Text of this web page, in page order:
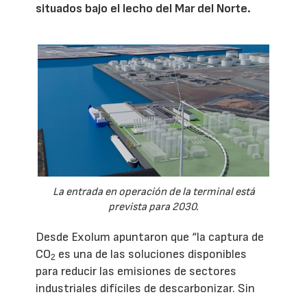
situados bajo el lecho del Mar del Norte.
La entrada en operación de la terminal está
prevista para 2030.
Desde Exolum apuntaron que “la captura de
CO2 es una de las soluciones disponibles
para reducir las emisiones de sectores
industriales difíciles de descarbonizar. Sin